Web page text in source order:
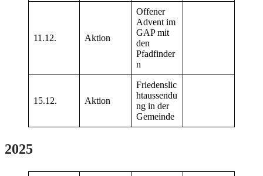
11.12. Aktion
Offener
Advent im
GAP mit
den
Pfadfinder
n
15.12. Aktion
Friedenslic
htaussendu
ng in der
Gemeinde
2025